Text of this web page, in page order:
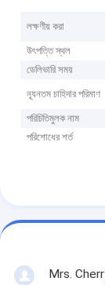
লক্ষণীয় করা
উৎপত্তি স্থল
ডেলিভারি সময়
ন্যূনতম চাহিদার পরিমাণ
পরিচিতিমুলক নাম
পরিশোধের শর্ত
Mrs.